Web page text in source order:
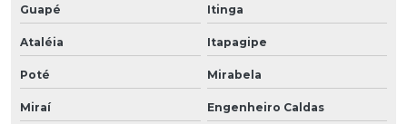
Guapé Itinga
Ataléia Itapagipe
Poté Mirabela
Miraí Engenheiro Caldas